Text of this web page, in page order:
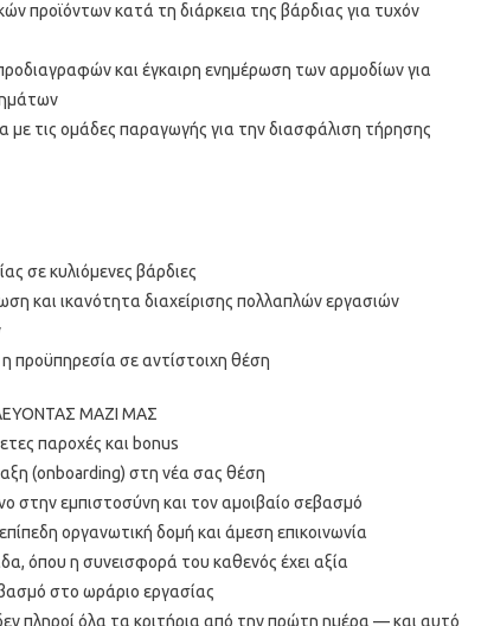
προϊόντων κατά τη διάρκεια της βάρδιας για τυχόν
και έγκαιρη ενημέρωση των αρμοδίων για
με τις ομάδες παραγωγής για την διασφάλιση τήρησης
σε κυλιόμενες βάρδιες
και ικανότητα διαχείρισης πολλαπλών εργασιών
προϋπηρεσία σε αντίστοιχη θέση
ΜΑΖΙ ΜΑΣ
παροχές και bonus
(onboarding) στη νέα σας θέση
στην εμπιστοσύνη και τον αμοιβαίο σεβασμό
οργανωτική δομή και άμεση επικοινωνία
όπου η συνεισφορά του καθενός έχει αξία
στο ωράριο εργασίας
πληροί όλα τα κριτήρια από την πρώτη ημέρα — και αυτό